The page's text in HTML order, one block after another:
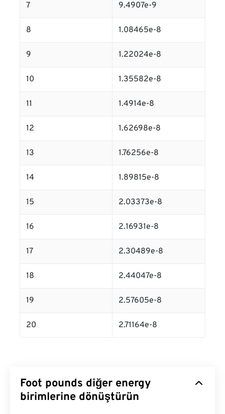
7 9.4907e-9
8 1.08465e-8
9 1.22024e-8
10 1.35582e-8
11 1.4914e-8
12 1.62698e-8
13 1.76256e-8
14 1.89815e-8
15 2.03373e-8
16 2.16931e-8
17 2.30489e-8
18 2.44047e-8
19 2.57605e-8
20 2.71164e-8
Foot pounds diğer energy
birimlerine dönüştürün